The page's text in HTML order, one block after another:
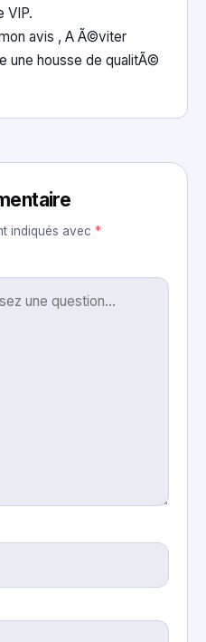
VIP.
avis , A Ã©viter
une housse de qualitÃ©
indiqués avec *